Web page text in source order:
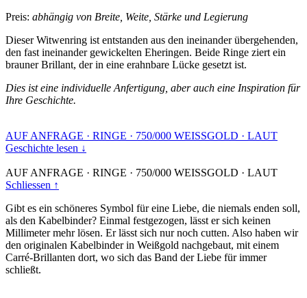
Preis: abhängig von Breite, Weite, Stärke und Legierung
Dieser Witwenring ist entstanden aus den ineinander übergehenden,
den fast ineinander gewickelten Eheringen. Beide Ringe ziert ein
brauner Brillant, der in eine erahnbare Lücke gesetzt ist.
Dies ist eine individuelle Anfertigung, aber auch eine Inspiration für
Ihre Geschichte.
AUF ANFRAGE · RINGE · 750/000 WEISSGOLD · LAUT
Geschichte lesen ↓
AUF ANFRAGE · RINGE · 750/000 WEISSGOLD · LAUT
Schliessen ↑
Gibt es ein schöneres Symbol für eine Liebe, die niemals enden soll,
als den Kabelbinder? Einmal festgezogen, lässt er sich keinen
Millimeter mehr lösen. Er lässt sich nur noch cutten. Also haben wir
den originalen Kabelbinder in Weißgold nachgebaut, mit einem
Carré-Brillanten dort, wo sich das Band der Liebe für immer
schließt.